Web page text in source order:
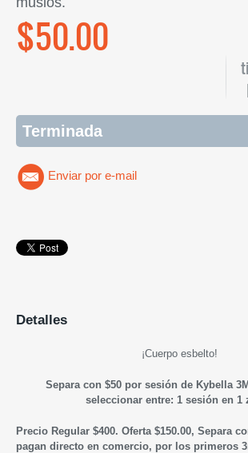
$50.00
Terminada
Enviar por e-mail
Detalles
¡Cuerpo esbelto!
Separa con $50 por sesión de Kybella
seleccionar entre: 1 sesión en 1
Precio Regular $400. Oferta $150.00, Separa
pagan directo en comercio, por los primeros